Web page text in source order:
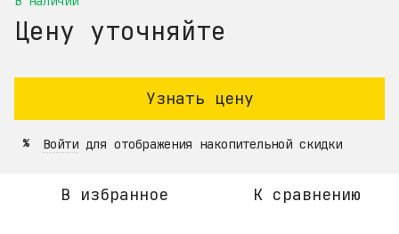
Цену уточняйте
Узнать цену
% Войти для отображения накопительной скидки
В избранное К сравнению